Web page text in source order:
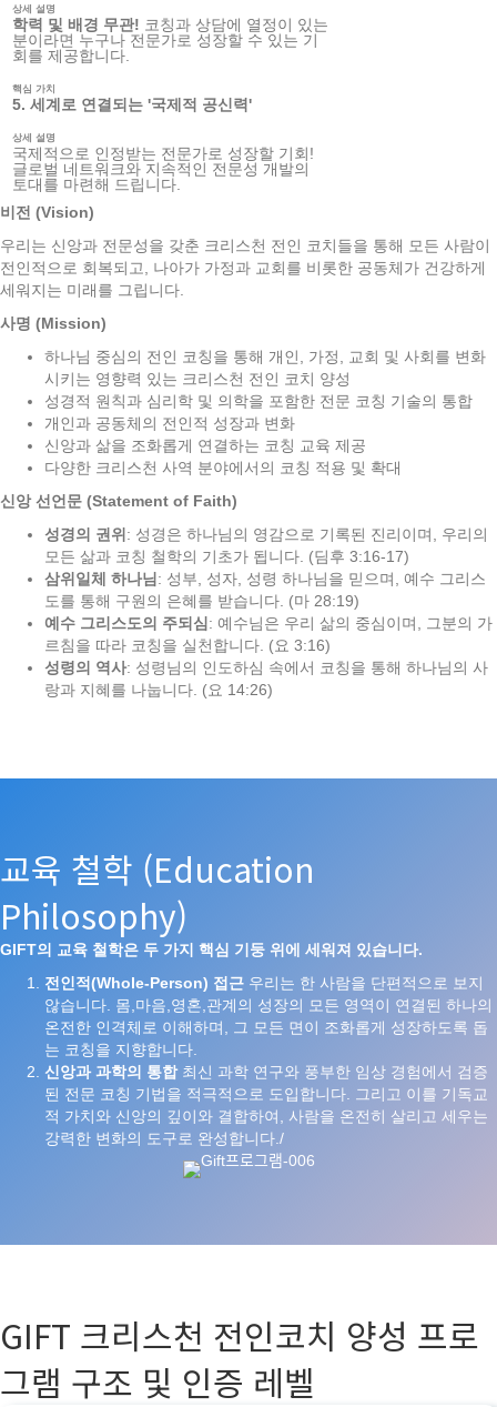
상세 설명
학력 및 배경 무관! 코칭과 상담에 열정이 있는
분이라면 누구나 전문가로 성장할 수 있는 기
회를 제공합니다.
핵심 가치
5. 세계로 연결되는 '국제적 공신력'
상세 설명
국제적으로 인정받는 전문가로 성장할 기회!
글로벌 네트워크와 지속적인 전문성 개발의
토대를 마련해 드립니다.
비전 (Vision)
우리는 신앙과 전문성을 갖춘 크리스천 전인 코치들을 통해 모든 사람이
전인적으로 회복되고, 나아가 가정과 교회를 비롯한 공동체가 건강하게
세워지는 미래를 그립니다.
사명 (Mission)
하나님 중심의 전인 코칭을 통해 개인, 가정, 교회 및 사회를 변화
시키는 영향력 있는 크리스천 전인 코치 양성
성경적 원칙과 심리학 및 의학을 포함한 전문 코칭 기술의 통합
개인과 공동체의 전인적 성장과 변화
신앙과 삶을 조화롭게 연결하는 코칭 교육 제공
다양한 크리스천 사역 분야에서의 코칭 적용 및 확대
신앙 선언문 (Statement of Faith)
성경의 권위 : 성경은 하나님의 영감으로 기록된 진리이며, 우리의
모든 삶과 코칭 철학의 기초가 됩니다. (딤후 3:16-17)
삼위일체 하나님 : 성부, 성자, 성령 하나님을 믿으며, 예수 그리스
도를 통해 구원의 은혜를 받습니다. (마 28:19)
예수 그리스도의 주되심 : 예수님은 우리 삶의 중심이며, 그분의 가
르침을 따라 코칭을 실천합니다. (요 3:16)
성령의 역사: 성령님의 인도하심 속에서 코칭을 통해 하나님의 사
랑과 지혜를 나눕니다. (요 14:26)
교육 철학 (Education
Philosophy)
GIFT의 교육 철학은 두 가지 핵심 기둥 위에 세워져 있습니다.
전인적(Whole-Person) 접근 우리는 한 사람을 단편적으로 보지
않습니다. 몸,마음,영혼,관계의 성장의 모든 영역이 연결된 하나의
온전한 인격체로 이해하며, 그 모든 면이 조화롭게 성장하도록 돕
는 코칭을 지향합니다.
신앙과 과학의 통합최신 과학 연구와 풍부한 임상 경험에서 검증
된 전문 코칭 기법을 적극적으로 도입합니다. 그리고 이를 기독교
적 가치와 신앙의 깊이와 결합하여, 사람을 온전히 살리고 세우는
강력한 변화의 도구로 완성합니다./
GIFT 크리스천 전인코치 양성 프로
그램 구조 및 인증 레벨